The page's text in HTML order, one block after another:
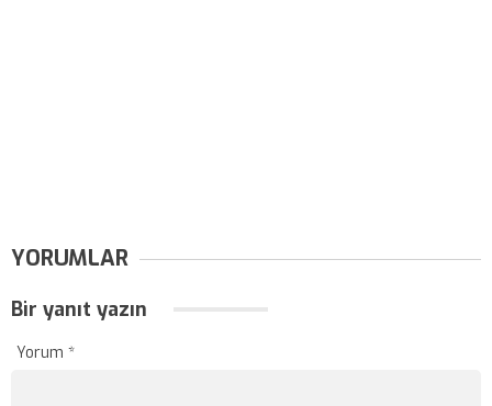
YORUMLAR
Bir yanıt yazın
Yorum *